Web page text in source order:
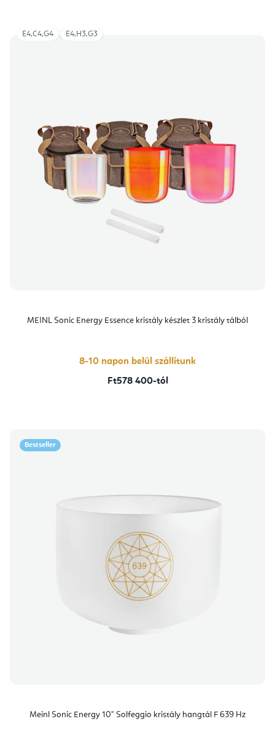
MEINL Sonic Energy Essence kristály készlet 3 kristály tálból
8-10 napon belül szállítunk
Ft578 400-tól
E4,C4,G4 E4,H3,G3
Bestseller
Meinl Sonic Energy 10" Solfeggio kristály hangtál F 639 Hz